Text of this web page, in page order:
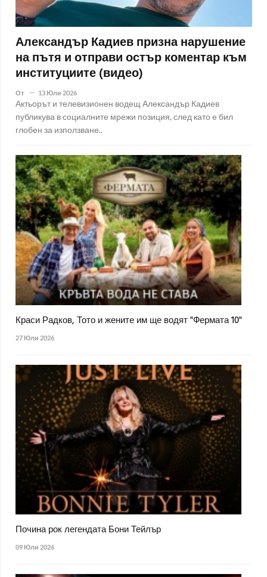
Александър Кадиев призна нарушение
на пътя и отправи остър коментар към
институциите (видео)
От 13 Юли 2026
Актьорът и телевизионен водещ Александър Кадиев
публикува в социалните мрежи позиция, след като е бил
глобен за използване..
Краси Радков, Тото и жените им ще водят "Фермата 10"
27 Юли 2026
Почина рок легендата Бони Тейлър
09 Юли 2026